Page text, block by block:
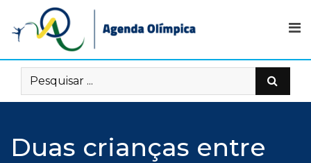
content
Duas crianças entre